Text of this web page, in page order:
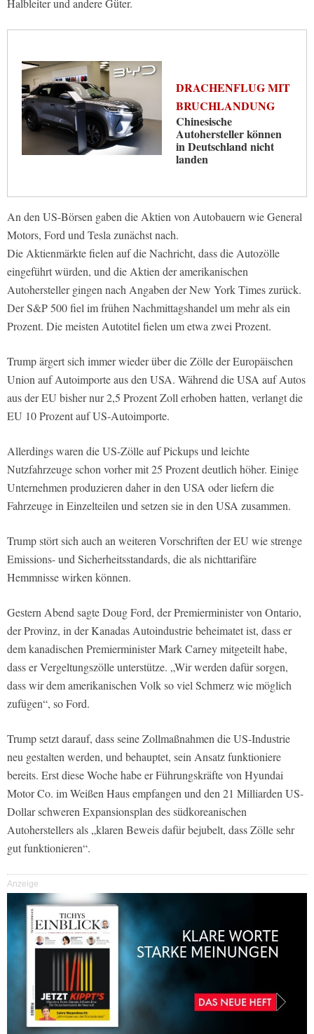
Halbleiter und andere Güter.
DRACHENFLUG MIT
BRUCHLANDUNG
Chinesische
Autohersteller können
in Deutschland nicht
landen
An den US-Börsen gaben die Aktien von Autobauern wie General
Motors, Ford und Tesla zunächst nach.
Die Aktienmärkte fielen auf die Nachricht, dass die Autozölle
eingeführt würden, und die Aktien der amerikanischen
Autohersteller gingen nach Angaben der New York Times zurück.
Der S&P 500 fiel im frühen Nachmittagshandel um mehr als ein
Prozent. Die meisten Autotitel fielen um etwa zwei Prozent.
Trump ärgert sich immer wieder über die Zölle der Europäischen
Union auf Autoimporte aus den USA. Während die USA auf Autos
aus der EU bisher nur 2,5 Prozent Zoll erhoben hatten, verlangt die
EU 10 Prozent auf US-Autoimporte.
Allerdings waren die US-Zölle auf Pickups und leichte
Nutzfahrzeuge schon vorher mit 25 Prozent deutlich höher. Einige
Unternehmen produzieren daher in den USA oder liefern die
Fahrzeuge in Einzelteilen und setzen sie in den USA zusammen.
Trump stört sich auch an weiteren Vorschriften der EU wie strenge
Emissions- und Sicherheitsstandards, die als nichttarifäre
Hemmnisse wirken können.
Gestern Abend sagte Doug Ford, der Premierminister von Ontario,
der Provinz, in der Kanadas Autoindustrie beheimatet ist, dass er
dem kanadischen Premierminister Mark Carney mitgeteilt habe,
dass er Vergeltungszölle unterstütze. „Wir werden dafür sorgen,
dass wir dem amerikanischen Volk so viel Schmerz wie möglich
zufügen“, so Ford.
Trump setzt darauf, dass seine Zollmaßnahmen die US-Industrie
neu gestalten werden, und behauptet, sein Ansatz funktioniere
bereits. Erst diese Woche habe er Führungskräfte von Hyundai
Motor Co. im Weißen Haus empfangen und den 21 Milliarden US-
Dollar schweren Expansionsplan des südkoreanischen
Autoherstellers als „klaren Beweis dafür bejubelt, dass Zölle sehr
gut funktionieren“.
Anzeige